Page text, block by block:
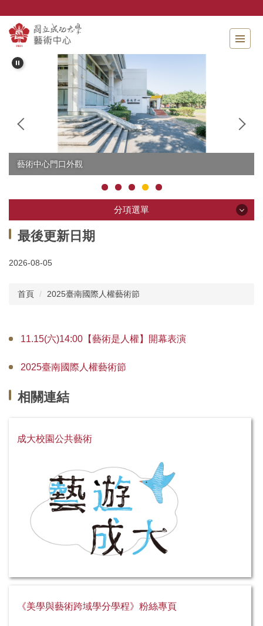
主
要
內
容
藝術中心門口外觀
分項選單
分項選單
最新公告
藝術品典藏
相關成果
申請業務
相關法規
2025臺南國際人權藝術節
最後更新日期
2026-08-05
首頁 2025臺南國際人權藝術節
11.15(六)14:00【藝術是人權】開幕表演
2025臺南國際人權藝術節
相關連結
成大校園公共藝術
《美學與藝術跨域學分學程》粉絲專頁